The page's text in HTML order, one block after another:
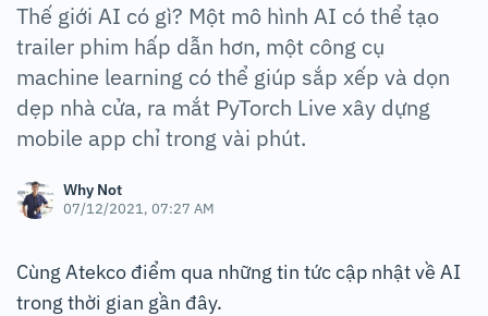
Thế giới AI có gì? Một mô hình AI có thể tạo
trailer phim hấp dẫn hơn, một công cụ
machine learning có thể giúp sắp xếp và dọn
dẹp nhà cửa, ra mắt PyTorch Live xây dựng
mobile app chỉ trong vài phút.
Why Not
07/12/2021, 07:27 AM
Cùng Atekco điểm qua những tin tức cập nhật về AI
trong thời gian gần đây.